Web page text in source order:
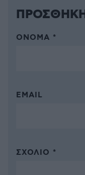
ΌΝΟΜΑ *
EMAIL
ΣΧΌΛΙΟ *